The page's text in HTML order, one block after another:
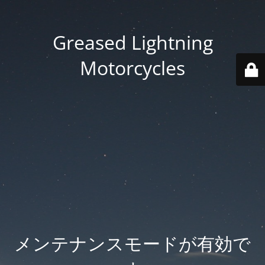
Greased Lightning
Motorcycles
メンテナンスモードが有効で